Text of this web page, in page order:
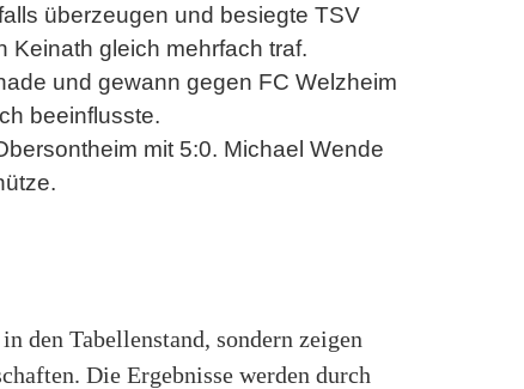
überzeugen und besiegte TSV
Keinath gleich mehrfach traf.
und gewann gegen FC Welzheim
beeinflusste.
mit 5:0. Michael Wende
den Tabellenstand, sondern zeigen
Die Ergebnisse werden durch